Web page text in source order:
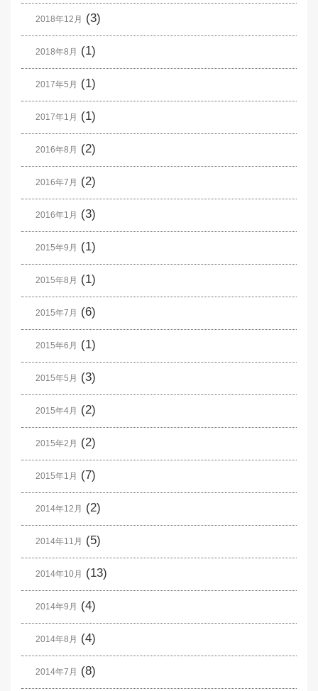
2018年12月 (3)
2018年8月 (1)
2017年5月 (1)
2017年1月 (1)
2016年8月 (2)
2016年7月 (2)
2016年1月 (3)
2015年9月 (1)
2015年8月 (1)
2015年7月 (6)
2015年6月 (1)
2015年5月 (3)
2015年4月 (2)
2015年2月 (2)
2015年1月 (7)
2014年12月 (2)
2014年11月 (5)
2014年10月 (13)
2014年9月 (4)
2014年8月 (4)
2014年7月 (8)